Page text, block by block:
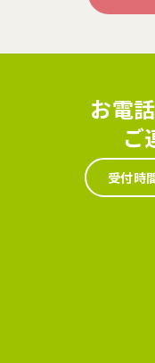
お電
ご
受付時